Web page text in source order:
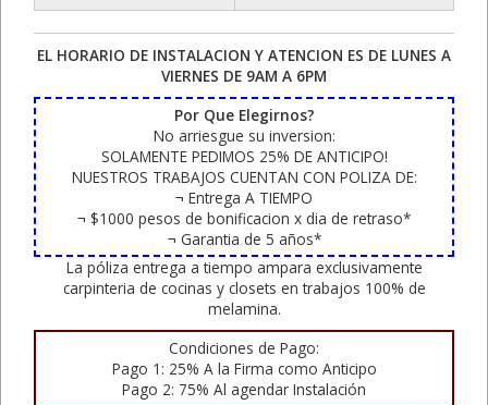
EL HORARIO DE INSTALACION Y ATENCION ES DE LUNES A
VIERNES DE 9AM A 6PM
Por Que Elegirnos?
No arriesgue su inversion:
SOLAMENTE PEDIMOS 25% DE ANTICIPO!
NUESTROS TRABAJOS CUENTAN CON POLIZA DE:
¬ Entrega A TIEMPO
¬ $1000 pesos de bonificacion x dia de retraso*
¬ Garantia de 5 años*
La póliza entrega a tiempo ampara exclusivamente
carpinteria de cocinas y closets en trabajos 100% de
melamina.
Condiciones de Pago:
Pago 1: 25% A la Firma como Anticipo
Pago 2: 75% Al agendar Instalación